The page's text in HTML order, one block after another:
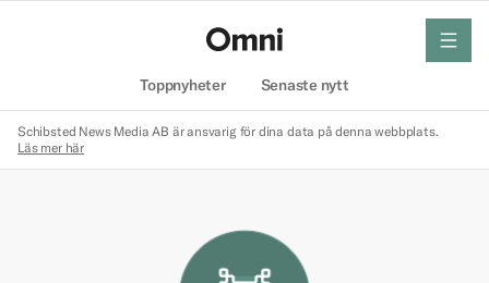
Toppnyheter Senaste nytt
meny
Schibsted News Media AB är ansvarig för dina data på denna webbplats.
Läs mer här